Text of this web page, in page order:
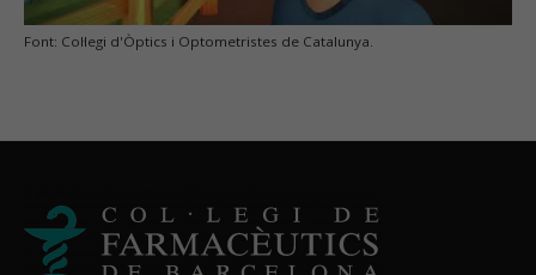
Font: Col·legi d'Òptics i Optometristes de Catalunya.